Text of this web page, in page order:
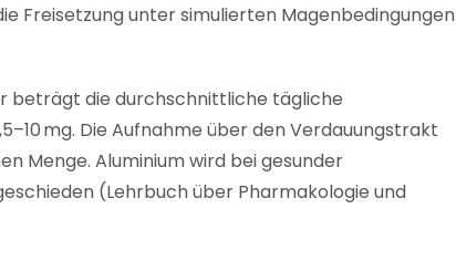
Freisetzung unter simulierten Magenbedingungen
beträgt die durchschnittliche tägliche
mg. Die Aufnahme über den Verdauungstrakt
Menge. Aluminium wird bei gesunder
(Lehrbuch über Pharmakologie und